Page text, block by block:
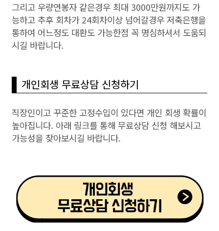
그리고 우량연봉자 같은경우 최대 3000만원까지도 가
능하고 추후 회차가 24회차이상 넘어갈경우 저축은행을
통하여 어느정도 대환도 가능한점 꼭 명심하셔서 도움되
시길 바랍니다.
개인회생 무료상담 신청하기
직장인이고 꾸준한 고정수입이 있다면 개인 회생 확률이
높아집니다. 아래 링크를 통해 무료상담 신청 해보시고
가능성을 찾아보시길 바랍니다.